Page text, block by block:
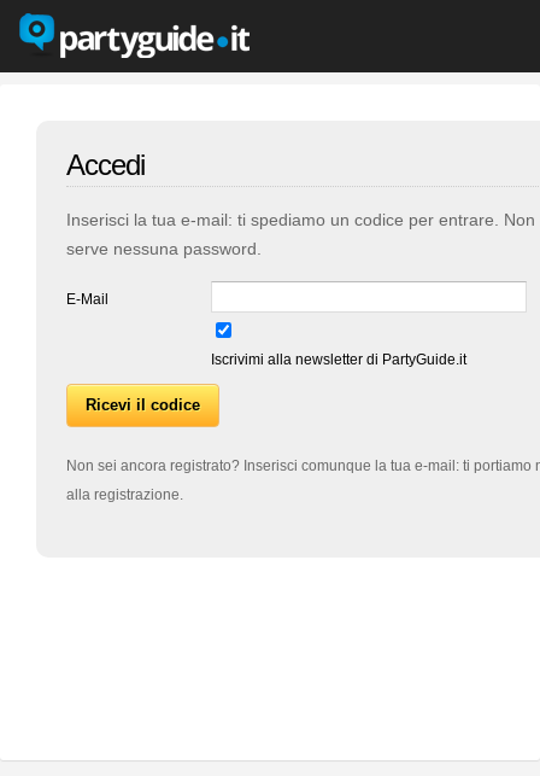
Accedi
Inserisci la tua e-mail: ti spediamo un codice per entrare. Non
serve nessuna password.
E-Mail
Iscrivimi alla newsletter di PartyGuide.it
Non sei ancora registrato? Inserisci comunque la tua e-mail: ti portiamo
alla registrazione.